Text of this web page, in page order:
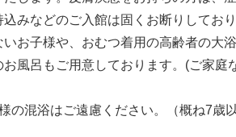
みなどのご入館は固くお断りしており
お子様や、おむつ着用の高齢者の大
風呂もご用意しております。(ご家庭
混浴はご遠慮ください。（概ね7歳